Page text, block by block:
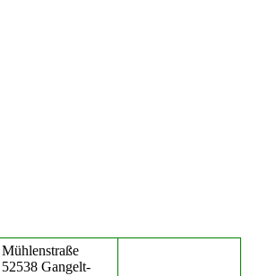
Mühlenstraße
52538 Gangelt-